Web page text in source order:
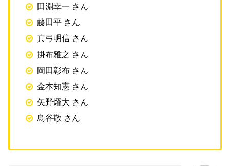
田淵幸一 さん
藤田平 さん
真弓明信 さん
掛布雅之 さん
岡田彰布 さん
金本知憲 さん
矢野燿大 さん
鳥谷敬 さん